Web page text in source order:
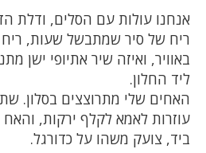
אנחנו עולות עם הסלים, ודלת
ריח של סיר שמתבשל שעות,
באוויר, ואיזה שיר אתיופי ישן
ליד החלון.
האחים שלי מתרוצצים בסלון.
עוזרות לאמא לקלף ירקות, והאח
ביד, צועק משהו על כדורגל.